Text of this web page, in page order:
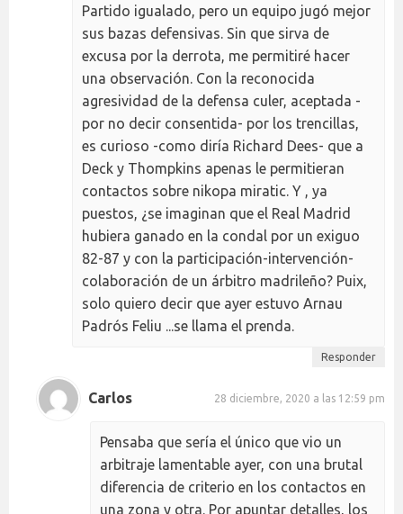
Partido igualado, pero un equipo jugó mejor
sus bazas defensivas. Sin que sirva de
excusa por la derrota, me permitiré hacer
una observación. Con la reconocida
agresividad de la defensa culer, aceptada -
por no decir consentida- por los trencillas,
es curioso -como diría Richard Dees- que a
Deck y Thompkins apenas le permitieran
contactos sobre nikopa miratic. Y , ya
puestos, ¿se imaginan que el Real Madrid
hubiera ganado en la condal por un exiguo
82-87 y con la participación-intervención-
colaboración de un árbitro madrileño? Puix,
solo quiero decir que ayer estuvo Arnau
Padrós Feliu ...se llama el prenda.
Responder
Carlos 28 diciembre, 2020 a las 12:59 pm
Pensaba que sería el único que vio un
arbitraje lamentable ayer, con una brutal
diferencia de criterio en los contactos en
una zona y otra. Por apuntar detalles, los